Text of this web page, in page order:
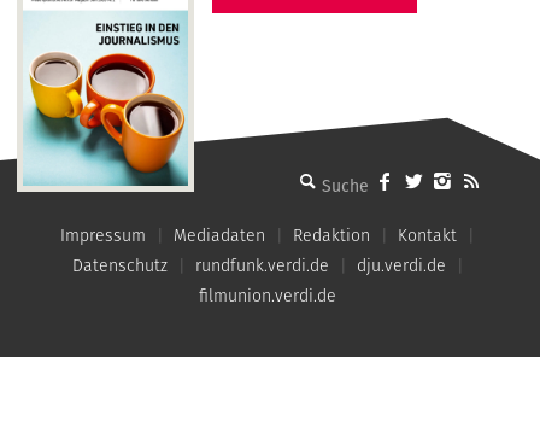
MMM - Menschen machen Medien
Impressum Mediadaten Redaktion
Kontakt
Datenschutz
rundfunk.verdi.de
dju.verdi.de
filmunion.verdi.de